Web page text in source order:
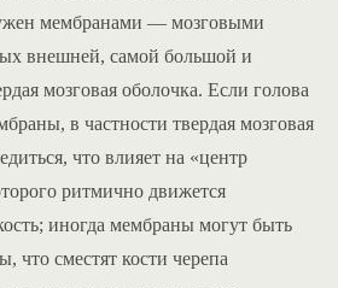
мембранами — мозговыми
внешней, самой большой и
мозговая оболочка. Если голова
в частности твердая мозговая
что влияет на «центр
ритмично движется
иногда мембраны могут быть
что сместят кости черепа